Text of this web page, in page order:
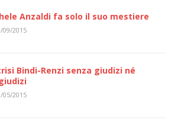
Anzaldi fa solo il suo mestiere
09/2015
Bindi-Renzi senza giudizi né
05/2015